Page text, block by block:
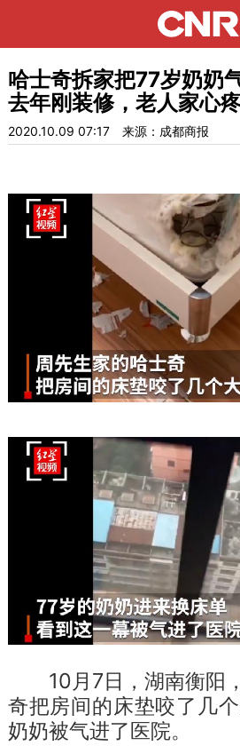
哈士奇拆家把77岁奶奶
去年刚装修，老人家心
2020.10.09 07:17 来源：成都商报
10月7日，湖南衡阳
奇把房间的床垫咬了几
奶奶被气进了医院。